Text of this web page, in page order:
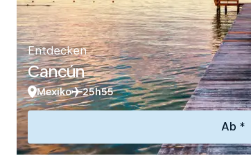
Entdecken
Cancún
Mexiko 25h55
Ab *